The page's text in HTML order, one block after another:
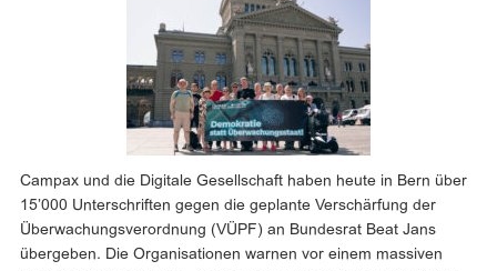
Campax und die Digitale Gesellschaft haben heute in Bern über
15’000 Unterschriften gegen die geplante Verschärfung der
Überwachungsverordnung (VÜPF) an Bundesrat Beat Jans
übergeben. Die Organisationen warnen vor einem massiven